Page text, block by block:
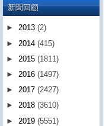
新聞回顧
► 2013 (2)
► 2014 (415)
► 2015 (1811)
► 2016 (1497)
► 2017 (2427)
► 2018 (3610)
► 2019 (5551)